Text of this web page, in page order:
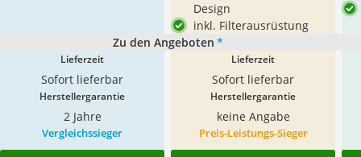
Design
inkl. Filterausrüstung
Zu den Angeboten *
Lieferzeit
Sofort lieferbar
Lieferzeit
Sofort lieferbar
Herstellergarantie
2 Jahre
Herstellergarantie
keine Angabe
Vergleichssieger Preis-Leistungs-Sieger